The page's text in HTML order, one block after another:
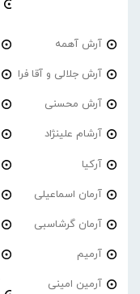
آرش آهمه
آرش جلالی و آقا فرا
آرش محسنی
آرشام علینژاد
آرکیا
آرمان اسماعیلی
آرمان گرشاسبی
آرمیم
آرمین امینی